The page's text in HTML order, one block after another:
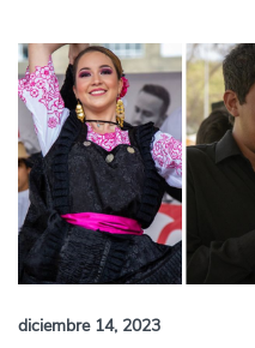
diciembre 14, 2023